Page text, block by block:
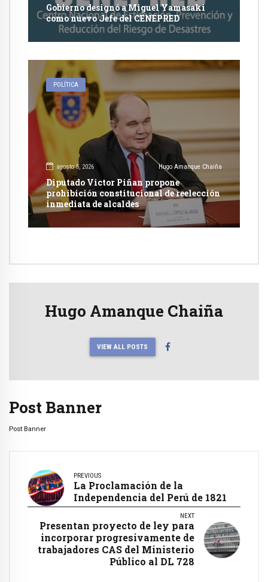
Gobierno designó a Miguel Yamasaki
como nuevo Jefe del CENEPRED
POLÍTICA
agosto 5, 2026 Hugo Amanque Chaiña
Diputado Victor Piñan propone
prohibición constitucional de reelección
inmediata de alcaldes
Hugo Amanque Chaiña
VIEW ALL POSTS
Post Banner
Post Banner
PREVIOUS
La Proclamación de la
Independencia del Perú de 1821
NEXT
Presentan proyecto de ley para
incorporar progresivamente de
trabajadores CAS del Ministerio
Público al DL 728